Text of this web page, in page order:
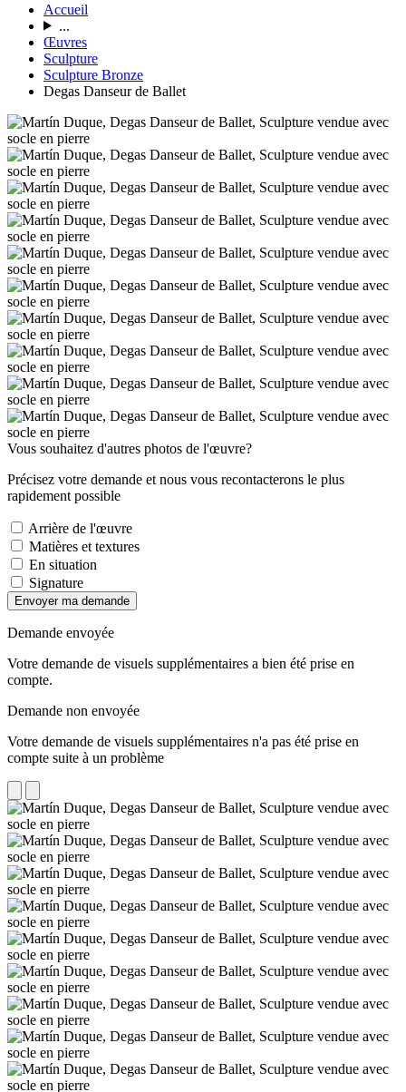
Accueil
...
Œuvres
Sculpture
Sculpture Bronze
Degas Danseur de Ballet
Vous souhaitez d'autres photos de l'œuvre?
Précisez votre demande et nous vous recontacterons le plus
rapidement possible
Arrière de l'œuvre
Matières et textures
En situation
Signature
Envoyer ma demande
Demande envoyée
Votre demande de visuels supplémentaires a bien été prise en
compte.
Demande non envoyée
Votre demande de visuels supplémentaires n'a pas été prise en
compte suite à un problème